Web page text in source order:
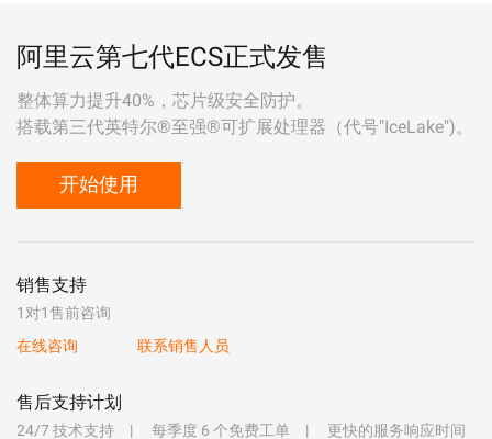
阿里云第七代ECS正式发售
整体算力提升40%，芯片级安全防护。
搭载第三代英特尔®至强®可扩展处理器（代号"IceLake")。
开始使用
销售支持
1对1售前咨询
在线咨询
联系销售人员
售后支持计划
24/7 技术支持 每季度 6 个免费工单
更快的服务响应时间